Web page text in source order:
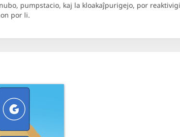
pumpstacio, kaj la kloakaĵpurigejo, por
por li.